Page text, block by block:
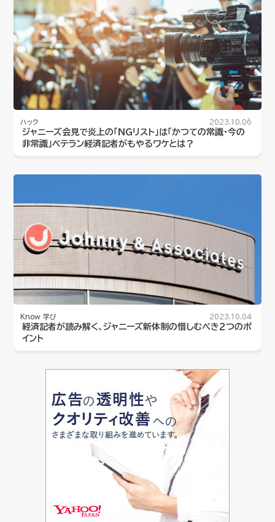
ハック 2023.10.06
ジャニーズ会見で炎上の「ＮＧリスト」は「かつての常識・今の
非常識」ベテラン経済記者がもやるワケとは？
Know 学び 2023.10.04
経済記者が読み解く、ジャニーズ新体制の惜しむべき２つのポ
イント